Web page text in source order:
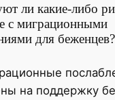
ли какие-либо
с миграционными
для беженцев?
на поддержку